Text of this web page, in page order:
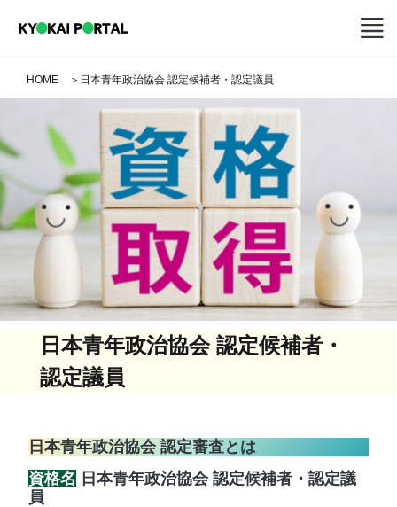
HOME ＞ 日本青年政治協会 認定候補者・認定議員
日本青年政治協会 認定候補者・
認定議員
日本青年政治協会 認定審査とは
資格名 日本青年政治協会 認定候補者・認定議
員